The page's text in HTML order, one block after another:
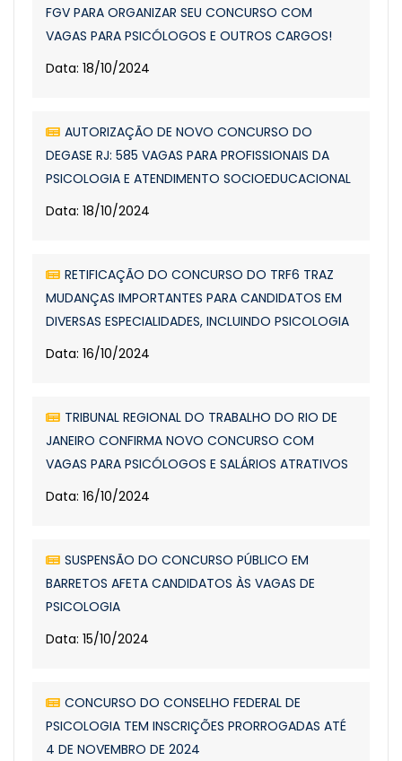
FGV PARA ORGANIZAR SEU CONCURSO COM
VAGAS PARA PSICÓLOGOS E OUTROS CARGOS!
Data: 18/10/2024
AUTORIZAÇÃO DE NOVO CONCURSO DO
DEGASE RJ: 585 VAGAS PARA PROFISSIONAIS DA
PSICOLOGIA E ATENDIMENTO SOCIOEDUCACIONAL
Data: 18/10/2024
RETIFICAÇÃO DO CONCURSO DO TRF6 TRAZ
MUDANÇAS IMPORTANTES PARA CANDIDATOS EM
DIVERSAS ESPECIALIDADES, INCLUINDO PSICOLOGIA
Data: 16/10/2024
TRIBUNAL REGIONAL DO TRABALHO DO RIO DE
JANEIRO CONFIRMA NOVO CONCURSO COM
VAGAS PARA PSICÓLOGOS E SALÁRIOS ATRATIVOS
Data: 16/10/2024
SUSPENSÃO DO CONCURSO PÚBLICO EM
BARRETOS AFETA CANDIDATOS ÀS VAGAS DE
PSICOLOGIA
Data: 15/10/2024
CONCURSO DO CONSELHO FEDERAL DE
PSICOLOGIA TEM INSCRIÇÕES PRORROGADAS ATÉ
4 DE NOVEMBRO DE 2024